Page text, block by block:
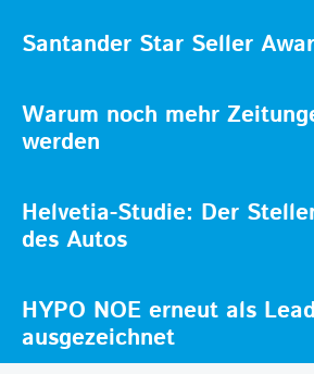
Santander Star Seller
Warum noch mehr
werden
Helvetia-Studie: Der
des Autos
HYPO NOE erneut als
ausgezeichnet